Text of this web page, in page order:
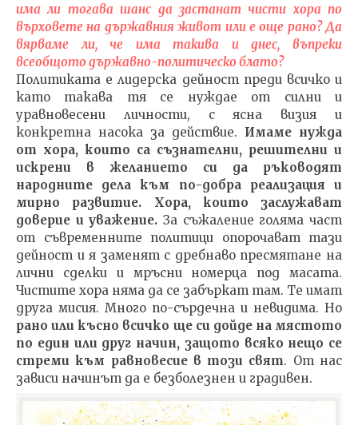
има ли тогава шанс да застанат чисти хора по
върховете на държавния живот или е още рано? Да
вярваме ли, че има такива и днес, въпреки
всеобщото държавно-политическо блато?
Политиката е лидерска дейност преди всичко и
като такава тя се нуждае от силни и
уравновесени личности, с ясна визия и
конкретна насока за действие. Имаме нужда
от хора, които са съзнателни, решителни и
искрени в желанието си да ръководят
народните дела към по-добра реализация и
мирно развитие.
Хора, които заслужават
доверие и уважение. За съжаление голяма част
от съвременните политици опорочават тази
дейност и я заменят с дребнаво пресмятане на
лични сделки и мръсни номерца под масата.
Чистите хора няма да се забъркат там. Те имат
друга мисия. Много по-сърдечна и невидима. Но
рано или късно всичко ще си дойде на мястото
по един или друг начин, защото всяко нещо се
стреми към равновесие в този свят. От нас
зависи начинът да е безболезнен и градивен.